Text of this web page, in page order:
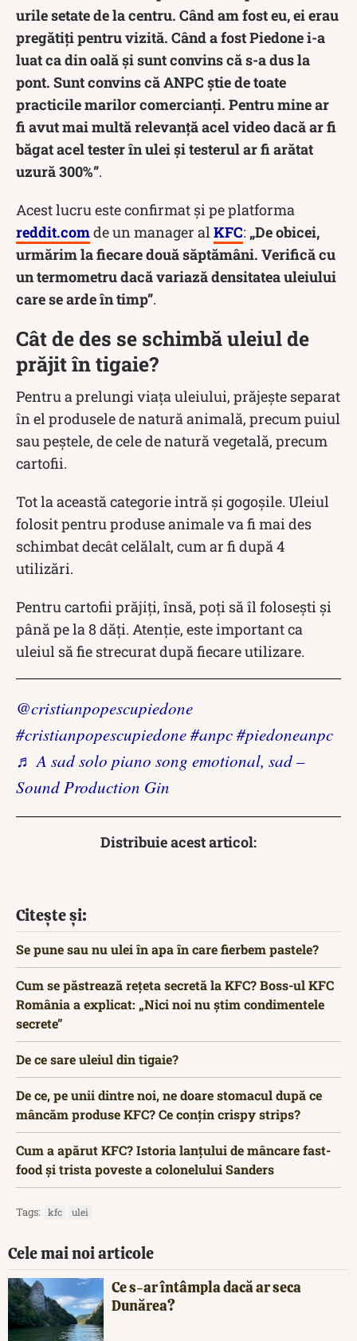
urile setate de la centru. Când am fost eu, ei erau
pregătiți pentru vizită. Când a fost Piedone i-a
luat ca din oală și sunt convins că s-a dus la
pont. Sunt convins că ANPC știe de toate
practicile marilor comercianți. Pentru mine ar
fi avut mai multă relevanță acel video dacă ar fi
băgat acel tester în ulei și testerul ar fi arătat
uzură 300%”.
Acest lucru este confirmat și pe platforma
reddit.comde un manager al KFC: „De obicei,
urmărim la fiecare două săptămâni. Verifică cu
un termometru dacă variază densitatea uleiului
care se arde în timp”.
Cât de des se schimbă uleiul de
prăjit în tigaie?
Pentru a prelungi viața uleiului, prăjește separat
în el produsele de natură animală, precum puiul
sau peștele, de cele de natură vegetală, precum
cartofii.
Tot la această categorie intră și gogoșile. Uleiul
folosit pentru produse animale va fi mai des
schimbat decât celălalt, cum ar fi după 4
utilizări.
Pentru cartofii prăjiți, însă, poți să îl folosești și
până pe la 8 dăți. Atenție, este important ca
uleiul să fie strecurat după fiecare utilizare.
@cristianpopescupiedone
#cristianpopescupiedone#anpc#piedoneanpc
♬ A sad solo piano song emotional, sad –
Sound Production Gin
Distribuie acest articol:
Citește și:
Se pune sau nu ulei în apa în care fierbem pastele?
Cum se păstrează rețeta secretă la KFC? Boss-ul KFC
România a explicat: „Nici noi nu știm condimentele
secrete”
De ce sare uleiul din tigaie?
De ce, pe unii dintre noi, ne doare stomacul după ce
mâncăm produse KFC? Ce conțin crispy strips?
Cum a apărut KFC? Istoria lanțului de mâncare fast-
food și trista poveste a colonelului Sanders
Tags: kfc ulei
Cele mai noi articole
Ce s-ar întâmpla dacă ar seca
Dunărea?